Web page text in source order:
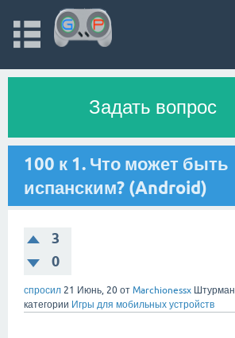
Задать вопрос
100 к 1. Что может быть
испанским? (Android)
3
0
спросил 21 Июнь, 20 от Marchionessx Штурман
категории Игры для мобильных устройств